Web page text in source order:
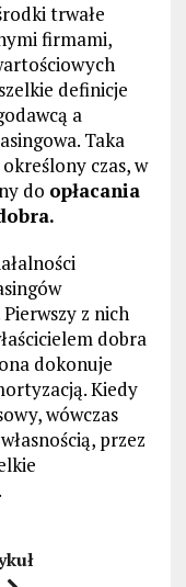
trwałe
firmami,
definicje
a
Taka
czas, w
do opłacania
z nich
dobra
dokonuje
Kiedy
wówczas
przez